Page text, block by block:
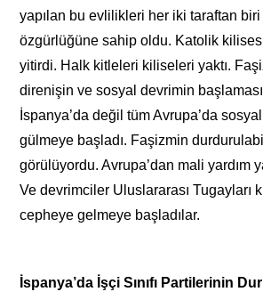
yapılan bu evlilikleri her iki taraftan
özgürlüğüne sahip oldu. Katolik
yitirdi. Halk kitleleri kiliseleri yaktı.
direnişin ve sosyal devrimin
İspanya’da değil tüm Avrupa’da
gülmeye başladı. Faşizmin
görülüyordu. Avrupa’dan mali yardım
Ve devrimciler Uluslararası Tugayları
cepheye gelmeye başladılar.
İspanya’da İşçi Sınıfı Partilerinin